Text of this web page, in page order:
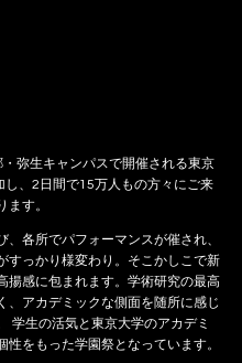
弥生キャンパスで開催される東京
、2日間で15万人もの方々にご来
す。
各所でパフォーマンスが催され、
すっかり様変わり。そこかしこで新
揚感に包まれます。学術研究の最高
、アカデミックな側面を随所に感じ
学生の活気と東京大学のアカデミ
をもった学園祭となっています。